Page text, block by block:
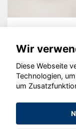
©
Wir
Diese Webseite
Technologien,
um